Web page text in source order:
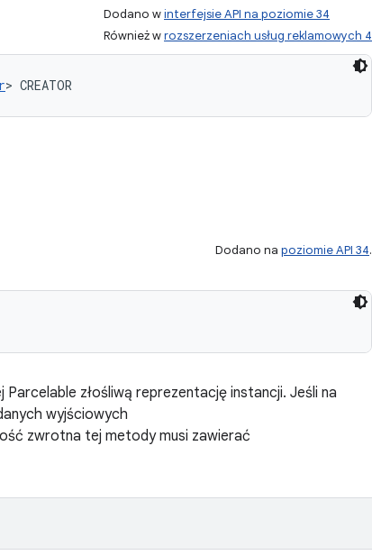
Dodano winterfejsie API na poziomie 34
Również wrozszerzeniach usług reklamowych 4
> CREATOR
Dodano na poziomie API 34.
złośliwą reprezentację instancji. Jeśli na
wyjściowych
zwrotna tej metody musi zawierać